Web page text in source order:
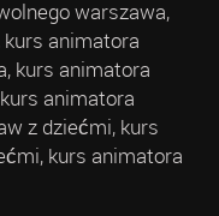
warszawa,
animatora
kurs animatora
animatora
z dziećmi, kurs
kurs animatora